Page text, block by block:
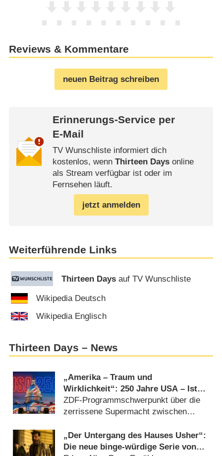
Reviews & Kommentare
neuen Beitrag schreiben
Erinnerungs-Service per
E-Mail
TV Wunschliste informiert dich
kostenlos, wenn Thirteen Daysonline
als Stream verfügbar ist oder im
Fernsehen läuft.
jetzt anmelden
Weiterführende Links
Thirteen Days auf TV Wunschliste
Wikipedia Deutsch
Wikipedia Englisch
Thirteen Days – News
„Amerika – Traum und
Wirklichkeit“: 250 Jahre USA – Ist
der American Dream am Ende?
ZDF-Programmschwerpunkt über die
zerrissene Supermacht zwischen
„Der Untergang des Hauses Usher“:
Die neue binge-würdige Serie von